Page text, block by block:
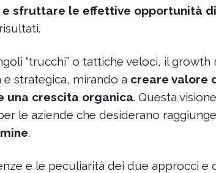
sfruttare le effettive opportunità
“trucchi” o tattiche veloci, il
strategica, mirando a creare valore
una crescita organica. Questa
le aziende che desiderano
.
e le peculiarità dei due approcci e